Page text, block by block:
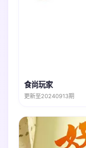
食尚玩家
更新至20240913期